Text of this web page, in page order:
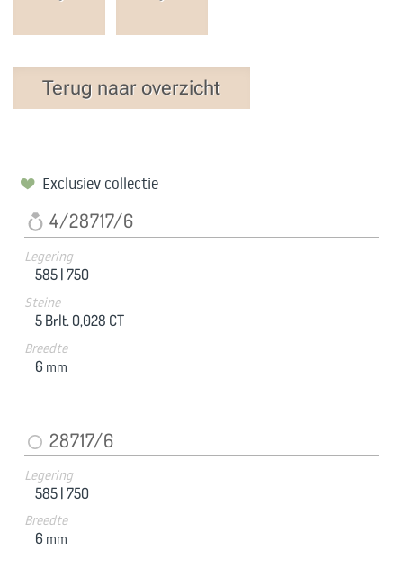
Terug naar overzicht
Exclusiev collectie
4/28717/6
Legering
585 |750
Steine
5 Brlt. 0,028 CT
Breedte
6 mm
28717/6
Legering
585 |750
Breedte
6 mm